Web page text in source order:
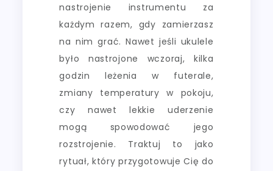
nastrojenie instrumentu za
każdym razem, gdy zamierzasz
na nim grać. Nawet jeśli ukulele
było nastrojone wczoraj, kilka
godzin leżenia w futerale,
zmiany temperatury w pokoju,
czy nawet lekkie uderzenie
mogą spowodować jego
rozstrojenie. Traktuj to jako
rytuał, który przygotowuje Cię do